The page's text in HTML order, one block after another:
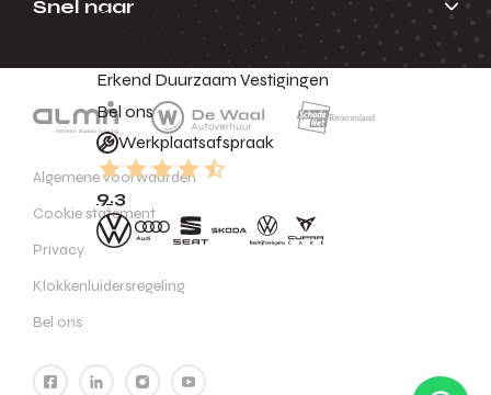
Contact
Erkend Duurzaam Vestigingen
Bel ons
Werkplaatsafspraak
9.3
Snel naar
Algemene voorwaarden
Cookie statement
Privacy
Klokkenluidersregeling
Bel ons